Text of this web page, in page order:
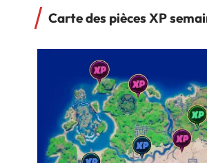
Carte des pièces XP